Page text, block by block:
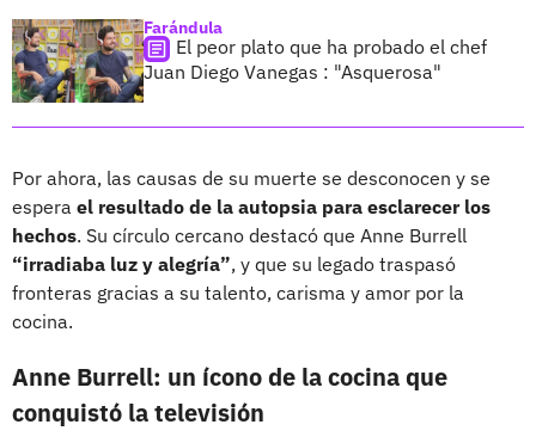
Farándula
El peor plato que ha probado el chef
Juan Diego Vanegas : "Asquerosa"
Por ahora, las causas de su muerte se desconocen y se
espera el resultado de la autopsia para esclarecer los
hechos. Su círculo cercano destacó que Anne Burrell
“irradiaba luz y alegría”, y que su legado traspasó
fronteras gracias a su talento, carisma y amor por la
cocina.
Anne Burrell: un ícono de la cocina que
conquistó la televisión